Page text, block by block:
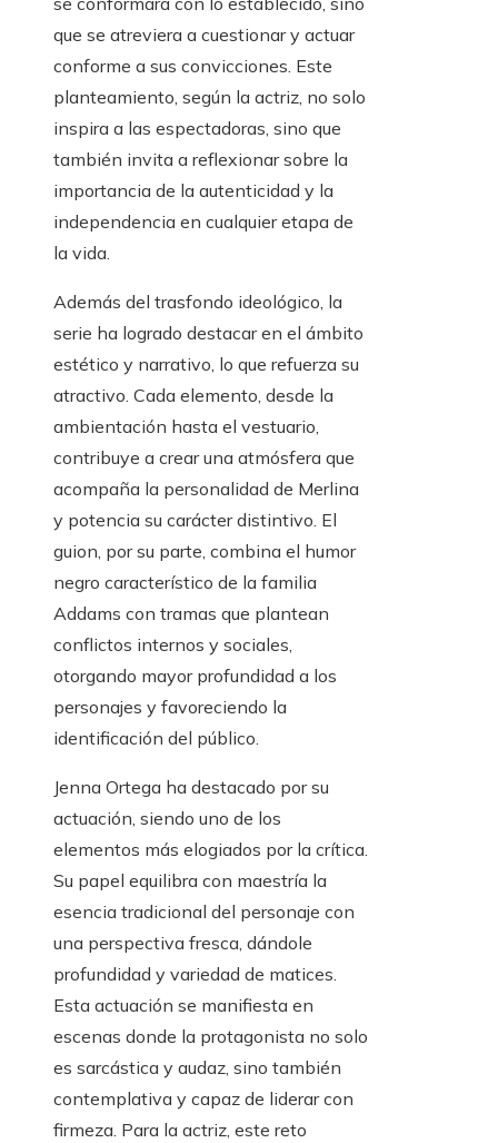
que se atreviera a cuestionar y actuar
conforme a sus convicciones. Este
planteamiento, según la actriz, no solo
inspira a las espectadoras, sino que
también invita a reflexionar sobre la
importancia de la autenticidad y la
independencia en cualquier etapa de
la vida.
Además del trasfondo ideológico, la
serie ha logrado destacar en el ámbito
estético y narrativo, lo que refuerza su
atractivo. Cada elemento, desde la
ambientación hasta el vestuario,
contribuye a crear una atmósfera que
acompaña la personalidad de Merlina
y potencia su carácter distintivo. El
guion, por su parte, combina el humor
negro característico de la familia
Addams con tramas que plantean
conflictos internos y sociales,
otorgando mayor profundidad a los
personajes y favoreciendo la
identificación del público.
Jenna Ortega ha destacado por su
actuación, siendo uno de los
elementos más elogiados por la crítica.
Su papel equilibra con maestría la
esencia tradicional del personaje con
una perspectiva fresca, dándole
profundidad y variedad de matices.
Esta actuación se manifiesta en
escenas donde la protagonista no solo
es sarcástica y audaz, sino también
contemplativa y capaz de liderar con
firmeza. Para la actriz, este reto